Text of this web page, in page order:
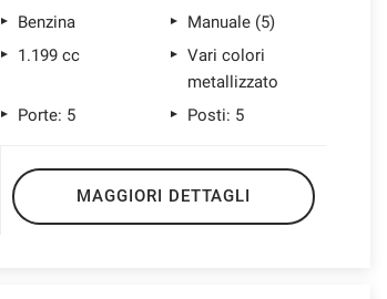
Benzina
Manuale (5)
1.199 cc
Vari colori
metallizzato
Porte: 5
Posti: 5
MAGGIORI DETTAGLI